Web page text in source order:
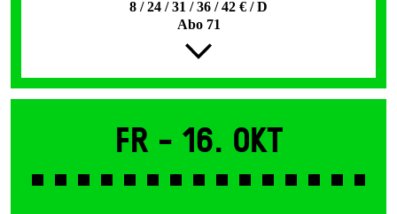
8 / 24 / 31 / 36 / 42 € / D
Abo 71
Fr - 16. Okt